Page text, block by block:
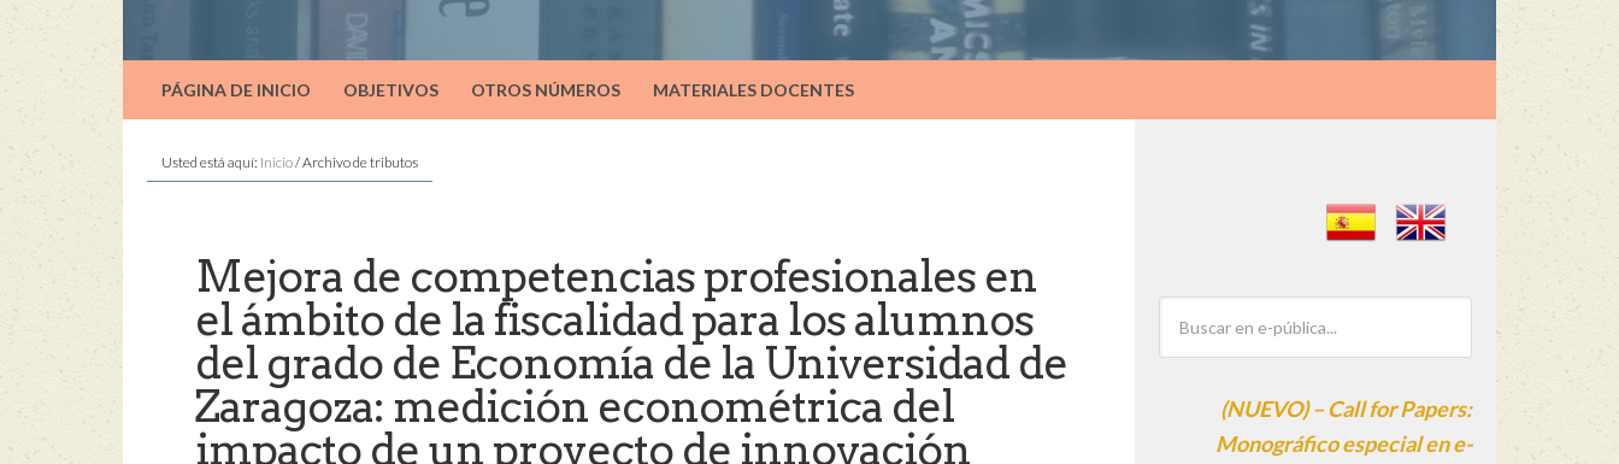
PÁGINA DE INICIO OBJETIVOS OTROS NÚMEROS MATERIALES DOCENTES
Usted está aquí: Inicio/Archivo de tributos
Mejora de competencias profesionales en
el ámbito de la fiscalidad para los alumnos
del grado de Economía de la Universidad de
Zaragoza: medición econométrica del
impacto de un proyecto de innovación
(NUEVO) – Call for Papers:
Monográfico especial en e-